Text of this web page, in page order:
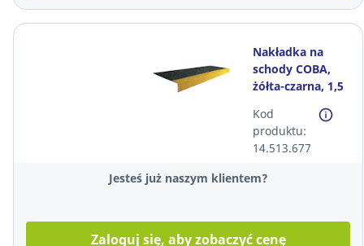
Nakładka na
schody COBA,
żółta-czarna, 1,5
mm
Kod
produktu:
14.513.677
Jesteś już naszym klientem?
Zaloguj się, aby zobaczyć cenę